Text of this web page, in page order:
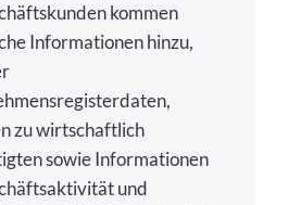
kommen
Informationen hinzu,
zu wirtschaftlich
sowie Informationen
und